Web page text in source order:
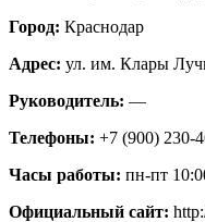
Город: Краснодар
Адрес: ул. им. Клары
Руководитель: —
Телефоны: +7 (900) 230-
Часы работы: пн-пт
Официальный сайт: